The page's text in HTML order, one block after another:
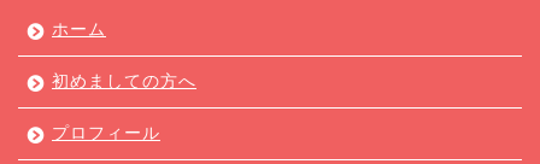
ホーム
初めましての方へ
プロフィール